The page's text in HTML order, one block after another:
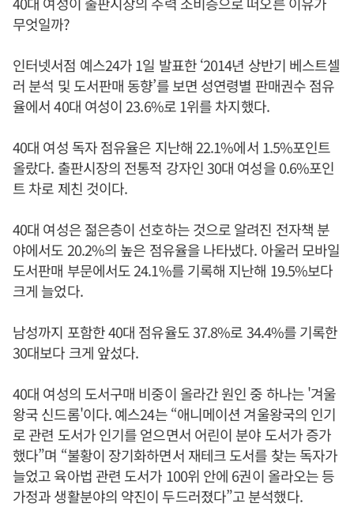
무엇일까?
인터넷서점 예스24가 1일 발표한 ‘2014년 상반기 베스트셀
러 분석 및 도서판매 동향’를 보면 성연령별 판매권수 점유
율에서 40대 여성이 23.6%로 1위를 차지했다.
40대 여성 독자 점유율은 지난해 22.1%에서 1.5%포인트
올랐다. 출판시장의 전통적 강자인 30대 여성을 0.6%포인
트 차로 제친 것이다.
40대 여성은 젊은층이 선호하는 것으로 알려진 전자책 분
야에서도 20.2%의 높은 점유율을 나타냈다. 아울러 모바일
도서판매 부문에서도 24.1%를 기록해 지난해 19.5%보다
크게 늘었다.
남성까지 포함한 40대 점유율도 37.8%로 34.4%를 기록한
30대보다 크게 앞섰다.
40대 여성의 도서구매 비중이 올라간 원인 중 하나는 '겨울
왕국 신드롬'이다. 예스24는 “애니메이션 겨울왕국의 인기
로 관련 도서가 인기를 얻으면서 어린이 분야 도서가 증가
했다”며 “불황이 장기화하면서 재테크 도서를 찾는 독자가
늘었고 육아법 관련 도서가 100위 안에 6권이 올라오는 등
가정과 생활분야의 약진이 두드러졌다”고 분석했다.